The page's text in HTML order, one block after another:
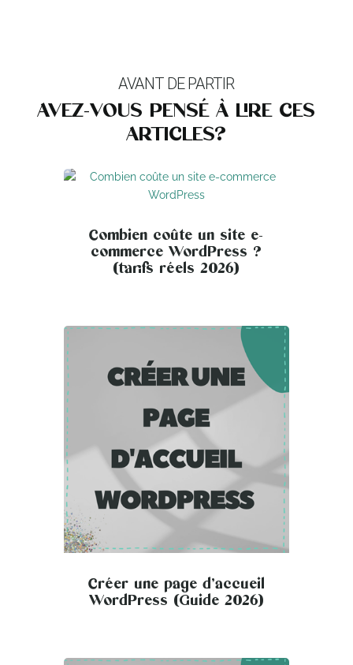
AVANT DE PARTIR
AVEZ-VOUS PENSÉ À LIRE CES
ARTICLES?
Combien coûte un site e-
commerce WordPress ?
(tarifs réels 2026)
Créer une page d’accueil
WordPress (Guide 2026)